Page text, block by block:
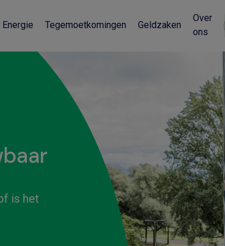
Energie Tegemoetkomingen Geldzaken
Over
ons
is het